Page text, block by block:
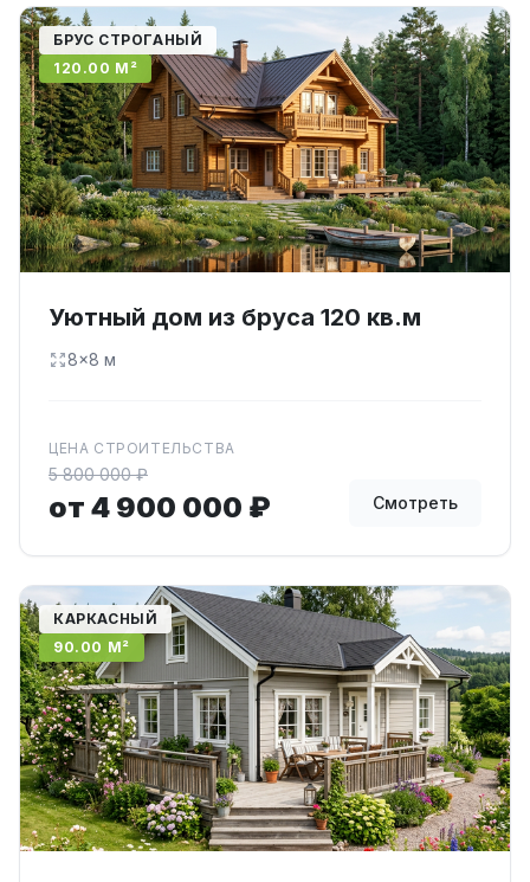
БРУС СТРОГАНЫЙ
120.00 М²
Уютный дом из бруса 120 кв.м
8×8 м
ЦЕНА СТРОИТЕЛЬСТВА
5 800 000 ₽
от 4 900 000 ₽ Смотреть
КАРКАСНЫЙ
90.00 М²